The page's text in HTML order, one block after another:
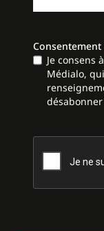
Consentement
Je consens
Médialo,
CAPTCHA